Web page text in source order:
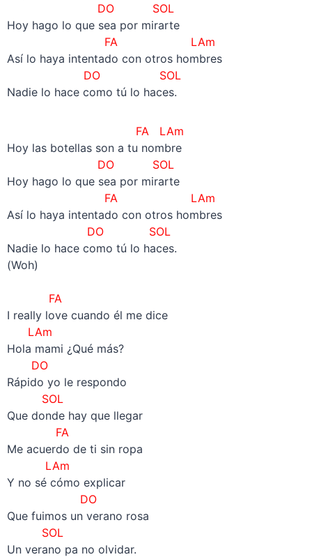
DO SOL
Hoy hago lo que sea por mirarte
FA LAm
Así lo haya intentado con otros hombres
DO SOL
Nadie lo hace como tú lo haces.
FA LAm
Hoy las botellas son a tu nombre
DO SOL
Hoy hago lo que sea por mirarte
FA LAm
Así lo haya intentado con otros hombres
DO SOL
Nadie lo hace como tú lo haces.
(Woh)
FA
I really love cuando él me dice
LAm
Hola mami ¿Qué más?
DO
Rápido yo le respondo
SOL
Que donde hay que llegar
FA
Me acuerdo de ti sin ropa
LAm
Y no sé cómo explicar
DO
Que fuimos un verano rosa
SOL
Un verano pa no olvidar.